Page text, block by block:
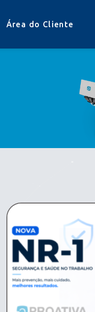
Área do Cliente